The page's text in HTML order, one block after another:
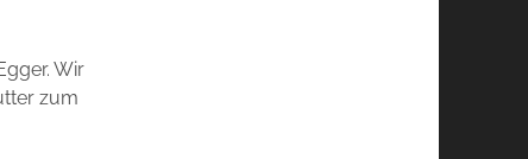
Wir
zum